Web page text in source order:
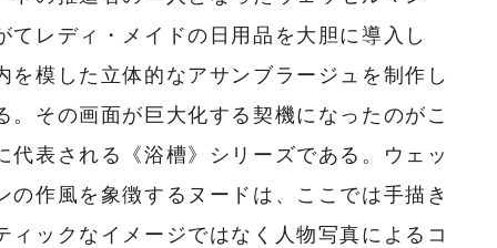
てレディ・メイドの日用品を大胆に導入し
を模した立体的なアサンブラージュを制作し
。その画面が巨大化する契機になったのがこ
代表される《浴槽》シリーズである。ウェッ
の作風を象徴するヌードは、ここでは手描き
ィックなイメージではなく人物写真によるコ